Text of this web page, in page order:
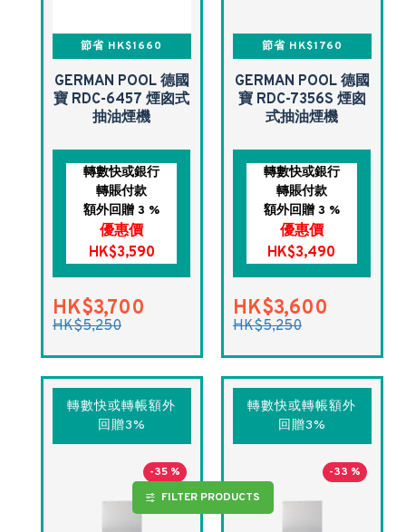
節省 HK$1660
GERMAN POOL 德國
寶 RDC-6457 煙囪式
抽油煙機
轉數快或銀行
轉賬付款
額外回贈 3 %
優惠價
HK$3,590
HK$3,700
HK$5,250
節省 HK$1760
GERMAN POOL 德國
寶 RDC-7356S 煙囪
式抽油煙機
轉數快或銀行
轉賬付款
額外回贈 3 %
優惠價
HK$3,490
HK$3,600
HK$5,250
轉數快或轉帳額外
回贈3%
-35 %
轉數快或轉帳額外
回贈3%
-33 %
FILTER PRODUCTS